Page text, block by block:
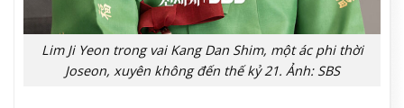
Lim Ji Yeon trong vai Kang Dan Shim, một ác phi thời
Joseon, xuyên không đến thế kỷ 21. Ảnh: SBS